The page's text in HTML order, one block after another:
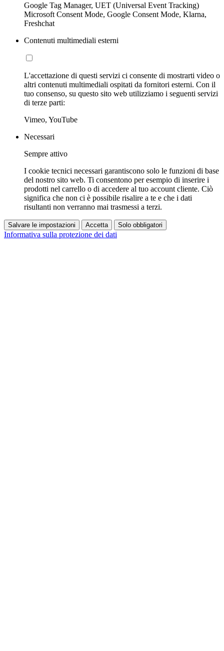
Google Tag Manager, UET (Universal Event Tracking)
Microsoft Consent Mode, Google Consent Mode, Klarna,
Freshchat
Contenuti multimediali esterni
L'accettazione di questi servizi ci consente di mostrarti video o
altri contenuti multimediali ospitati da fornitori esterni. Con il
tuo consenso, su questo sito web utilizziamo i seguenti servizi
di terze parti:
Vimeo, YouTube
Necessari
Sempre attivo
I cookie tecnici necessari garantiscono solo le funzioni di base
del nostro sito web. Ti consentono per esempio di inserire i
prodotti nel carrello o di accedere al tuo account cliente. Ciò
significa che non ci è possibile risalire a te e che i dati
risultanti non verranno mai trasmessi a terzi.
Salvare le impostazioni Accetta Solo obbligatori
Informativa sulla protezione dei dati